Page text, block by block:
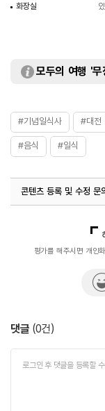
화장실
모두의 여행 '무
#기념일식사 #대전
#음식 #일식
콘텐츠 등록 및 수정 문
평가를 해주시면 개인
댓글 (0건)